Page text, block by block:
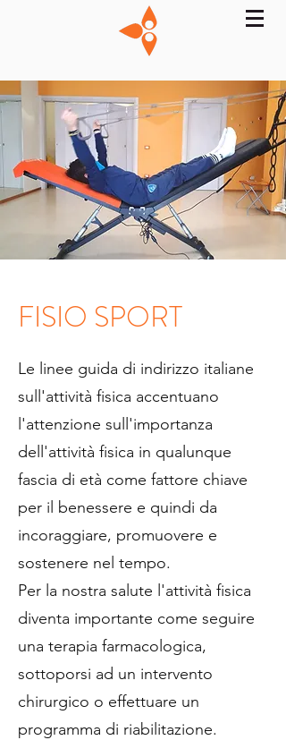
FISIO SPORT
Le linee guida di indirizzo italiane
sull'attività fisica accentuano
l'attenzione sull'importanza
dell'attività fisica in qualunque
fascia di età come fattore chiave
per il benessere e quindi da
incoraggiare, promuovere e
sostenere nel tempo.
Per la nostra salute l'attività fisica
diventa importante come seguire
una terapia farmacologica,
sottoporsi ad un intervento
chirurgico o effettuare un
programma di riabilitazione.